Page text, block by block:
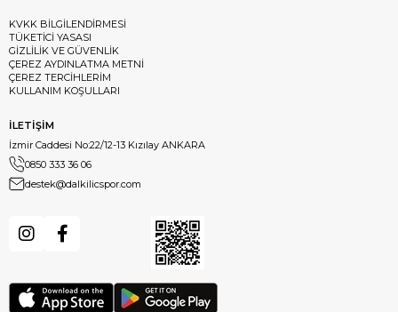
KVKK BİLGİLENDİRMESİ
TÜKETİCİ YASASI
GİZLİLİK VE GÜVENLİK
ÇEREZ AYDINLATMA METNİ
ÇEREZ TERCİHLERİM
KULLANIM KOŞULLARI
İLETİŞİM
İzmir Caddesi No:22/12-13 Kızılay ANKARA
0850 333 36 06
destek@dalkilicspor.com